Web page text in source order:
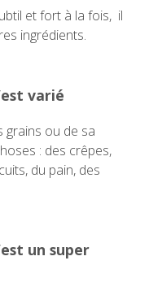
et fort à la fois, il
ingrédients.
varié
grains ou de sa
: des crêpes,
du pain, des
un super